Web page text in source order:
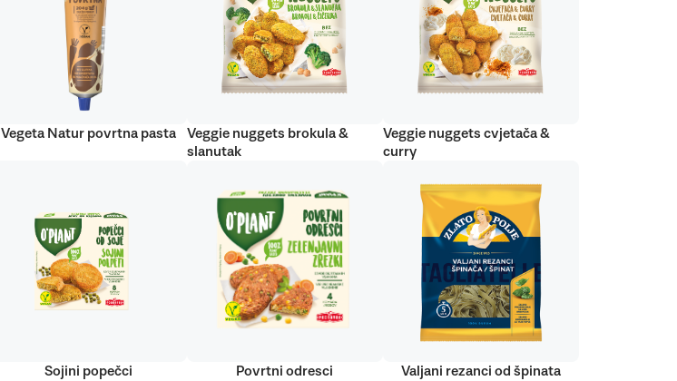
Vegeta Natur povrtna pasta
Veggie nuggets brokula &
slanutak
Veggie nuggets cvjetača &
curry
Sojini popečci Povrtni odresci Valjani rezanci od špinata